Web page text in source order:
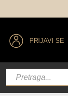
PRIJAVI SE